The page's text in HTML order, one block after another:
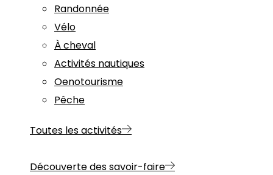
Randonnée
Vélo
À cheval
Activités nautiques
Oenotourisme
Pêche
Toutes les activités
Découverte des savoir-faire